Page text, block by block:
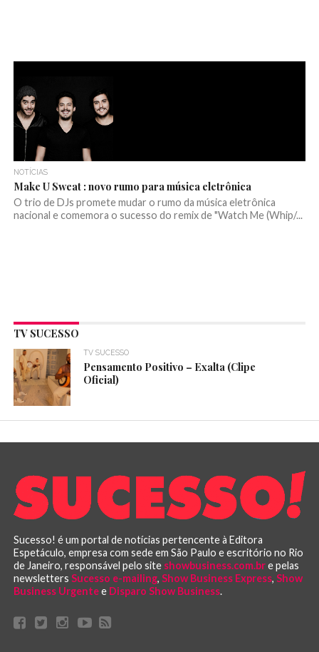
NOTÍCIAS
Make U Sweat : novo rumo para música eletrônica
O trio de DJs promete mudar o rumo da música eletrônica
nacional e comemora o sucesso do remix de "Watch Me (Whip/...
TV SUCESSO
TV SUCESSO
Pensamento Positivo – Exalta (Clipe
Oficial)
Sucesso! é um portal de notícias pertencente à Editora
Espetáculo, empresa com sede em São Paulo e escritório no Rio
de Janeiro, responsável pelo site showbusiness.com.bre pelas
newsletters Sucesso e-mailing, Show Business Express, Show
Business Urgentee Disparo Show Business.